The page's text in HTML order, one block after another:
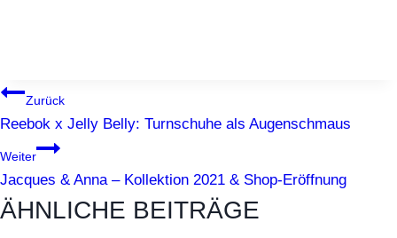
BEITRAGSNAVIGATION
Zurück
Reebok x Jelly Belly: Turnschuhe als Augenschmaus
Weiter
Jacques & Anna – Kollektion 2021 & Shop-Eröffnung
ÄHNLICHE BEITRÄGE